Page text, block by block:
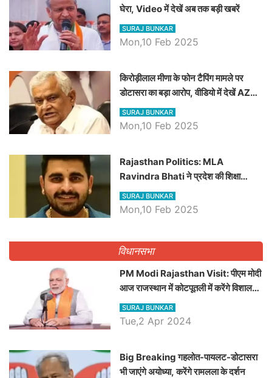
घेरा, Video में देखें अब तक बड़ी खबरें
SURAJ BUNKAR
Mon,10 Feb 2025
किरोड़ीलाल मीणा के फोन टैपिंग मामले पर
डोटासरा का बड़ा आरोप, वीडियो में देखें AZ
बड़ी खबरें
SURAJ BUNKAR
Mon,10 Feb 2025
Rajasthan Politics: MLA
Ravindra Bhati ने प्रदेश की शिक्षा
व्यवस्था पर उठाए सवाल, Madan
Dilawar पर हमला करते हुए गिनवाये खाली
SURAJ BUNKAR
Mon,10 Feb 2025
विधानसभा
PM Modi Rajasthan Visit: पीएम मोदी
आज राजस्थान में कोटपूतली में करेंगे विशाल
रैली, एक सभा से 8 सीटों पर साधेगें निशाना
SURAJ BUNKAR
Tue,2 Apr 2024
Big Breaking गहलोत-पायलट-डोटासरा
भी जाएंगे अयोध्या, करेंगे रामलला के दर्शन